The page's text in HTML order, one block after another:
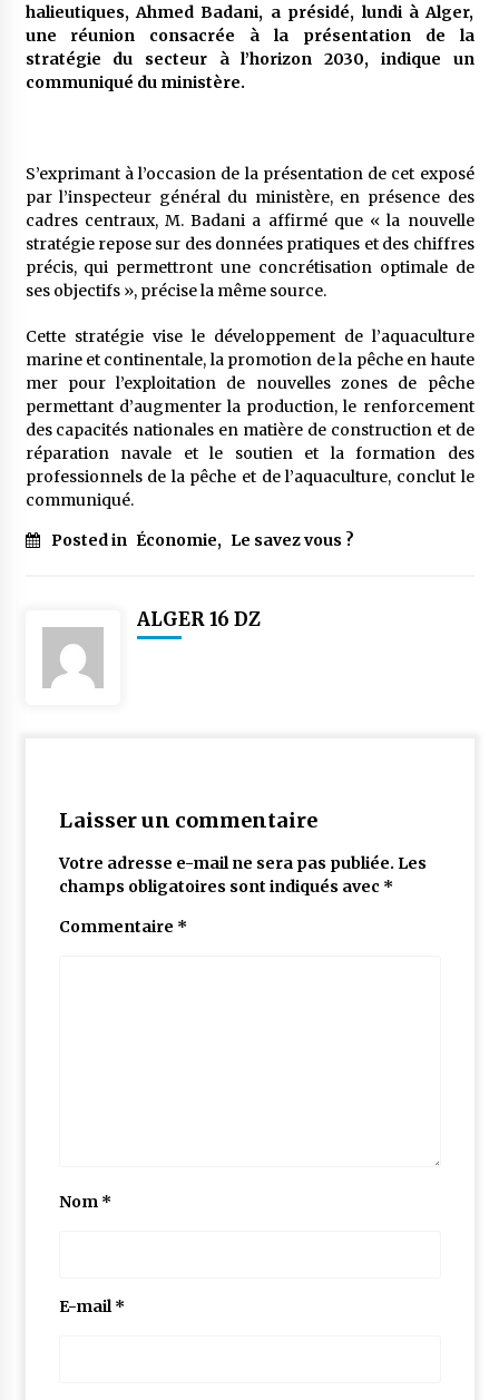
La Gendarmerie nationale lance ses comptes
officiels sur les réseaux sociaux
1 semaine ago
En service à partir du 1er août prochain :
Lancement de la plateforme numérique dédiée
à l’importation
1 semaine ago
candidatures au concours du Prix national du
meilleur prêche du vendredi
2 semaines ago
Droit à l’affiliation au régime national de
sensibilisation au profit de la communauté
nationale à l’étranger
2 semaines ago
Lancement d’une campagne nationale de
sensibilisation sur la lutte contre le travail
Première voiture de course conçue et
halieutiques, Ahmed Badani, a présidé, lundi à Alger,
une réunion consacrée à la présentation de la
stratégie du secteur à l’horizon 2030, indique un
communiqué du ministère.
S’exprimant à l’occasion de la présentation de cet exposé
par l’inspecteur général du ministère, en présence des
cadres centraux, M. Badani a affirmé que « la nouvelle
stratégie repose sur des données pratiques et des chiffres
précis, qui permettront une concrétisation optimale de
ses objectifs », précise la même source.
Cette stratégie vise le développement de l’aquaculture
marine et continentale, la promotion de la pêche en haute
mer pour l’exploitation de nouvelles zones de pêche
permettant d’augmenter la production, le renforcement
des capacités nationales en matière de construction et de
réparation navale et le soutien et la formation des
professionnels de la pêche et de l’aquaculture, conclut le
communiqué.
Posted in Économie, Le savez vous ?
ALGER 16 DZ
Laisser un commentaire
Votre adresse e-mail ne sera pas publiée. Les
champs obligatoires sont indiqués avec *
Commentaire *
Nom *
E-mail*